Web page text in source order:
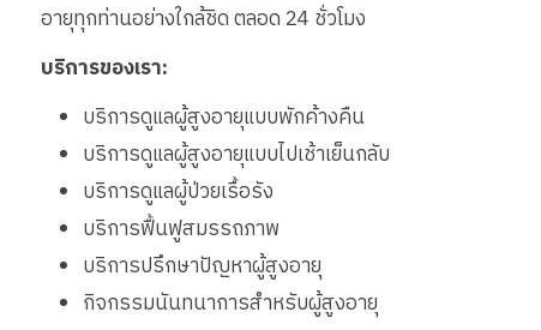
อายุทุกท่านอย่างใกล้ชิด ตลอด 24 ชั่วโมง
บริการของเรา:
บริการดูแลผู้สูงอายุแบบพักค้างคืน
บริการดูแลผู้สูงอายุแบบไปเช้าเย็นกลับ
บริการดูแลผู้ป่วยเรื้อรัง
บริการฟื้นฟูสมรรถภาพ
บริการปรึกษาปัญหาผู้สูงอายุ
กิจกรรมนันทนาการสำหรับผู้สูงอายุ